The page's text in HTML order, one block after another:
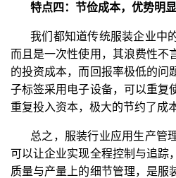
特点四：节俭成本，优势明显
我们都知道传统服装企业中
而且是一次性使用，其浪费性不
的投资成本，而回报率极低的问
子标签采用电子设备，可以重复
重复投入资本，极大的节约了成
总之，服装行业应用生产管
可以让企业实现全程控制与追踪
质量与产量上的细节管理，是服